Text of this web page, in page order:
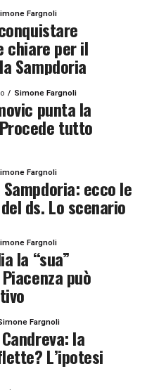
Fargnoli
chiare per il
Sampdoria
Simone Fargnoli
punta la
tutto
Fargnoli
ecco le
ds. Lo scenario
Fargnoli
la “sua”
può
Fargnoli
la
L’ipotesi